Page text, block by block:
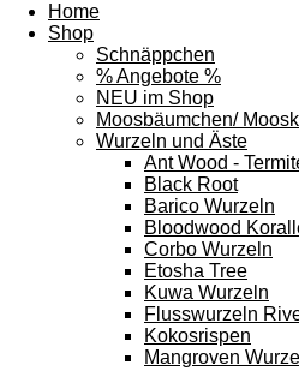
Home
Shop
Schnäppchen
% Angebote %
NEU im Shop
Moosbäumchen/
Wurzeln und Äste
Ant Wood -
Black Root
Barico Wurzeln
Bloodwood
Corbo Wurzeln
Etosha Tree
Kuwa Wurzeln
Flusswurzeln
Kokosrispen
Mangroven